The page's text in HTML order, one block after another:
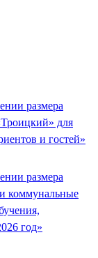
размера
для
и гостей»
размера
коммунальные
год»